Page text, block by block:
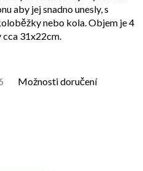
Možnosti doručení
aby jej snadno unesly, s
nebo kola. Objem je 4
cca 31x22cm.